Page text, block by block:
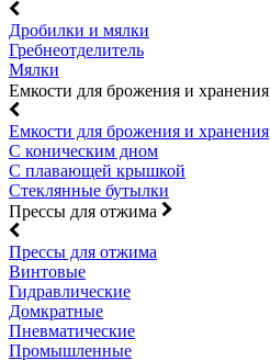
Дробилки и мялки
Гребнеотделитель
Мялки
Емкости для брожения и хранения
Емкости для брожения и хранения
С коническим дном
С плавающей крышкой
Стеклянные бутылки
Прессы для отжима
Прессы для отжима
Винтовые
Гидравлические
Домкратные
Пневматические
Промышленные